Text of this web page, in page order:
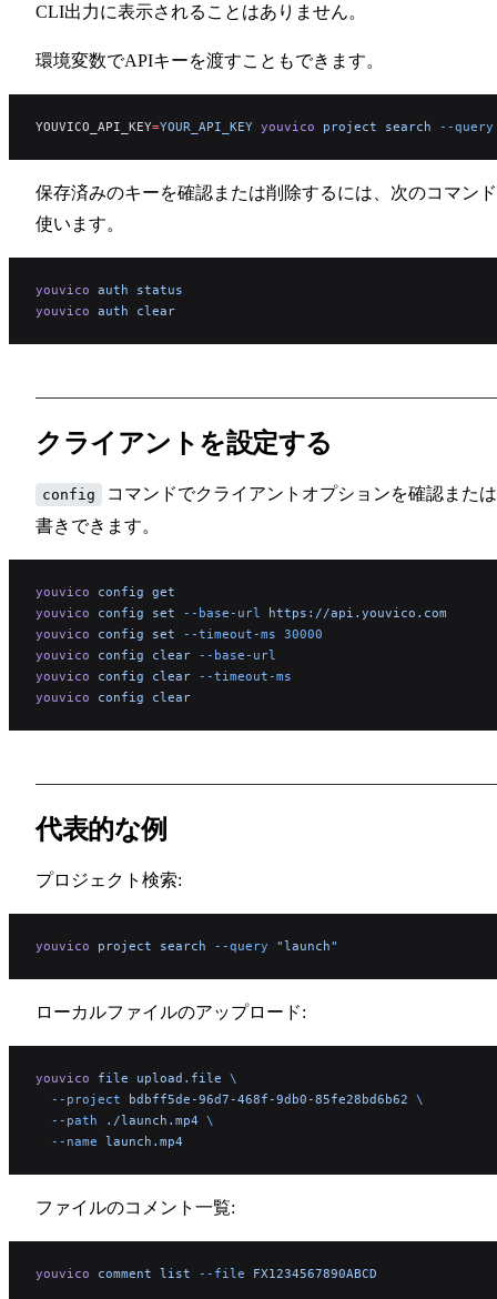
CLI出力に表示されることはありません。
環境変数でAPIキーを渡すこともできます。
YOUVICO_API_KEY=YOUR_API_KEY youvico project search --query
保存済みのキーを確認または削除するには、次のコマン
使います。
youvico auth status
youvico auth clear
クライアントを設定する
config
コマンドでクライアントオプションを確認また
書きできます。
youvico config get
youvico config set --base-url
https://api.youvico.com
youvico config set --timeout-ms 30000
youvico config clear --base-url
youvico config clear --timeout-ms
youvico config clear
代表的な例
プロジェクト検索:
youvico project search --query "launch"
ローカルファイルのアップロード:
youvico file upload.file \
  --project
bdbff5de-96d7-468f-9db0-85fe28bd6b62 \
  --path
./launch.mp4 \
  --name
launch.mp4
ファイルのコメント一覧:
youvico comment list --file FX1234567890ABCD